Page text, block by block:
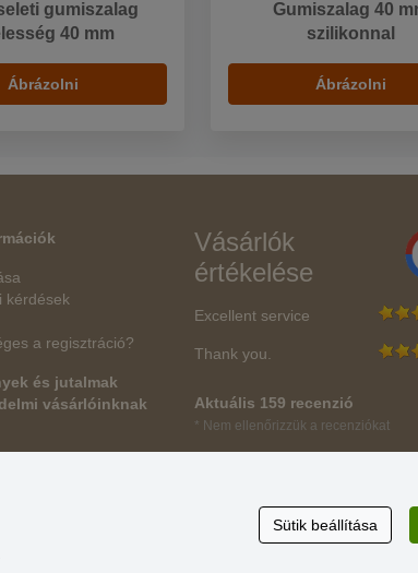
gumiszalag
40 mm
Ábrázolni
Gumiszalag 40
szilikonnal
Ábrázolni
kérdések
a regisztráció?
és jutalmak
vásárlóinknak
Vásárlók
értékelése
Excellent service
Thank you.
Aktuális 159 recenzió
* Nem ellenőrizzük a recenziókat
Sütik beállítása